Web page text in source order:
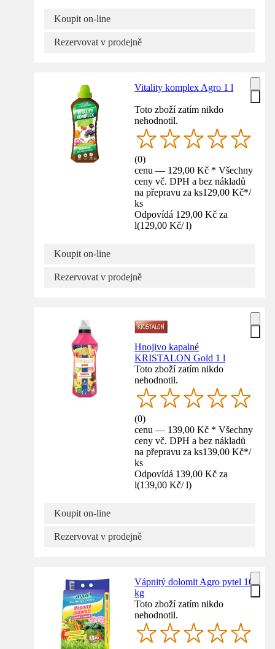
Koupit on-line
Rezervovat v prodejně
Vitality komplex Agro 1 l
Toto zboží zatím nikdo
nehodnotil.
(0)
cenu — 129,00 Kč * Všechny
ceny vč. DPH a bez nákladů
na přepravu za ks129,00 Kč*/
ks
Odpovídá 129,00 Kč za
l(129,00 Kč/ l)
Koupit on-line
Rezervovat v prodejně
Hnojivo kapalné
KRISTALON Gold 1 l
Toto zboží zatím nikdo
nehodnotil.
(0)
cenu — 139,00 Kč * Všechny
ceny vč. DPH a bez nákladů
na přepravu za ks139,00 Kč*/
ks
Odpovídá 139,00 Kč za
l(139,00 Kč/ l)
Koupit on-line
Rezervovat v prodejně
Vápnitý dolomit Agro pytel 10
kg
Toto zboží zatím nikdo
nehodnotil.